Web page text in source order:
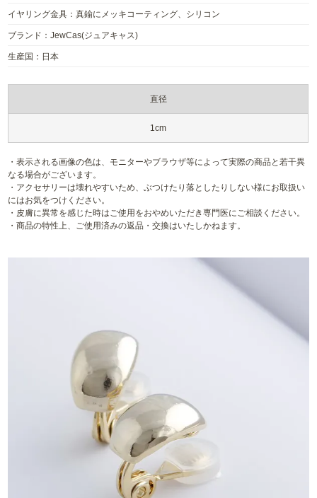
イヤリング金具：真鍮にメッキコーティング、シリコン
ブランド：JewCas(ジュアキャス)
生産国：日本
直径
1cm
・表示される画像の色は、モニターやブラウザ等によって実際の商品と若干異
なる場合がございます。
・アクセサリーは壊れやすいため、ぶつけたり落としたりしない様にお取扱い
にはお気をつけください。
・皮膚に異常を感じた時はご使用をおやめいただき専門医にご相談ください。
・商品の特性上、ご使用済みの返品・交換はいたしかねます。